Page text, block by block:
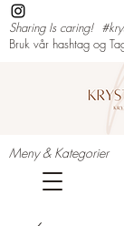
Meny & Kategorier
Sharing Is caring!
Bruk vår hashtag og